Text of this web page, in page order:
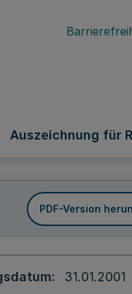
Auszeichnung für
PDF-Version
31.01.2001